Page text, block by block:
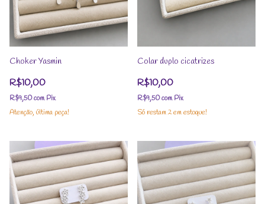
Choker Yasmin
R$10,00
R$9,50com Pix
Atenção, última peça!
Colar duplo cicatrizes
R$10,00
R$9,50com Pix
Só restam2em estoque!